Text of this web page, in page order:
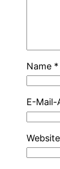
Name *
E-Mail-
Website